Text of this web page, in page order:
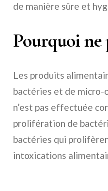
de manière sûre et
Pourquoi ne
Les produits
bactéries et de micro-
n’est pas effectuée
prolifération de
bactéries qui
intoxications